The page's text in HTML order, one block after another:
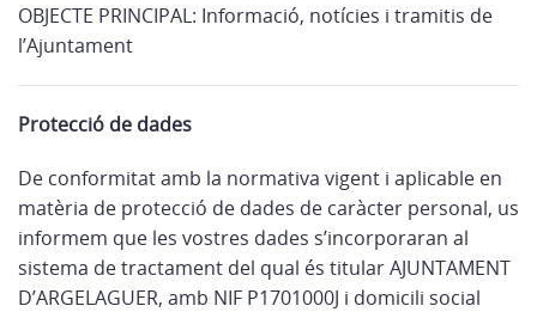
OBJECTE PRINCIPAL: Informació, notícies i tramitis de
l’Ajuntament
Protecció de dades
De conformitat amb la normativa vigent i aplicable en
matèria de protecció de dades de caràcter personal, us
informem que les vostres dades s’incorporaran al
sistema de tractament del qual és titular AJUNTAMENT
D’ARGELAGUER, amb NIF P1701000J i domicili social